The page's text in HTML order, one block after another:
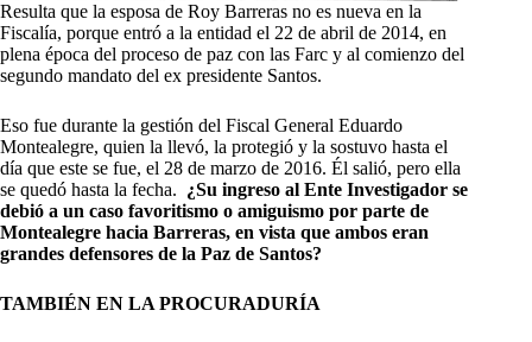
Resulta que la esposa de Roy Barreras no es nueva en la
Fiscalía, porque entró a la entidad el 22 de abril de 2014, en
plena época del proceso de paz con las Farc y al comienzo del
segundo mandato del ex presidente Santos.
Eso fue durante la gestión del Fiscal General Eduardo
Montealegre, quien la llevó, la protegió y la sostuvo hasta el
día que este se fue, el 28 de marzo de 2016. Él salió, pero ella
se quedó hasta la fecha. ¿Su ingreso al Ente Investigador se
debió a un caso favoritismo o amiguismo por parte de
Montealegre hacia Barreras, en vista que ambos eran
grandes defensores de la Paz de Santos?
TAMBIÉN EN LA PROCURADURÍA